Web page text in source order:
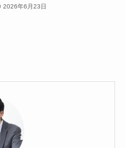
2026年6月23日